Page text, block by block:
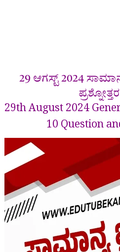
29 ಆಗಸ್ಟ್ 2024
29th August 2024
10 Question